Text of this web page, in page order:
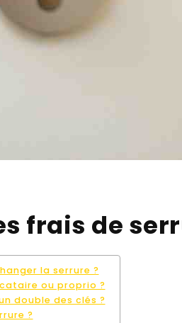
frais de
la serrure ?
ou proprio ?
double des clés ?
?